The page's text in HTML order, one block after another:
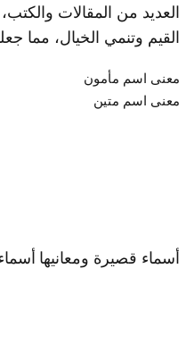
العديد من المقالات
القيم وتنمي الخيال، مما
معنى اسم مأمون
معنى اسم متين
أسماء قصيرة ومعانيها